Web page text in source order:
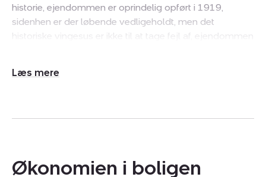
historie, ejendommen er oprindelig opført i 1919,
sidenhen er der løbende vedligeholdt, men det
historiske vingesus er ikke til at tage fejl af, ejendommen
tilbygning der sender masser af lys og luft ind i
Tre gode værelser hvoraf det ene har adgang til disp.
adgang til en stor lys stue der har et skønt view udover
Økonomien i boligen